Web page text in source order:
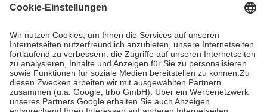
Grundsätzlich leisten Mitglieder Zuzahlungen in Höhe von zehn
höchstens zehn Euro.
Es sind jedoch nie mehr als die tatsächlichen
Kosten der Leistung zu entrichten.
Diese Regeln gelten grundsätzlich auch für Online-Apotheken.
Bei Heilmitteln und häuslicher Krankenpflege beträgt die
Zuzahlung zehn Prozent der Kosten sowie zehn Euro je
Verordnung.
Um das Engagement der Versicherten für ihre eigene Gesundheit zu